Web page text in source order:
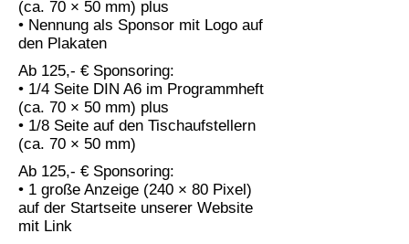
(ca. 70 × 50 mm) plus
• Nennung als Sponsor mit Logo auf
den Plakaten
Ab 125,- € Sponsoring:
• 1/4 Seite DIN A6 im Programmheft
(ca. 70 × 50 mm) plus
• 1/8 Seite auf den Tischaufstellern
(ca. 70 × 50 mm)
Ab 125,- € Sponsoring:
• 1 große Anzeige (240 × 80 Pixel)
auf der Startseite unserer Website
mit Link